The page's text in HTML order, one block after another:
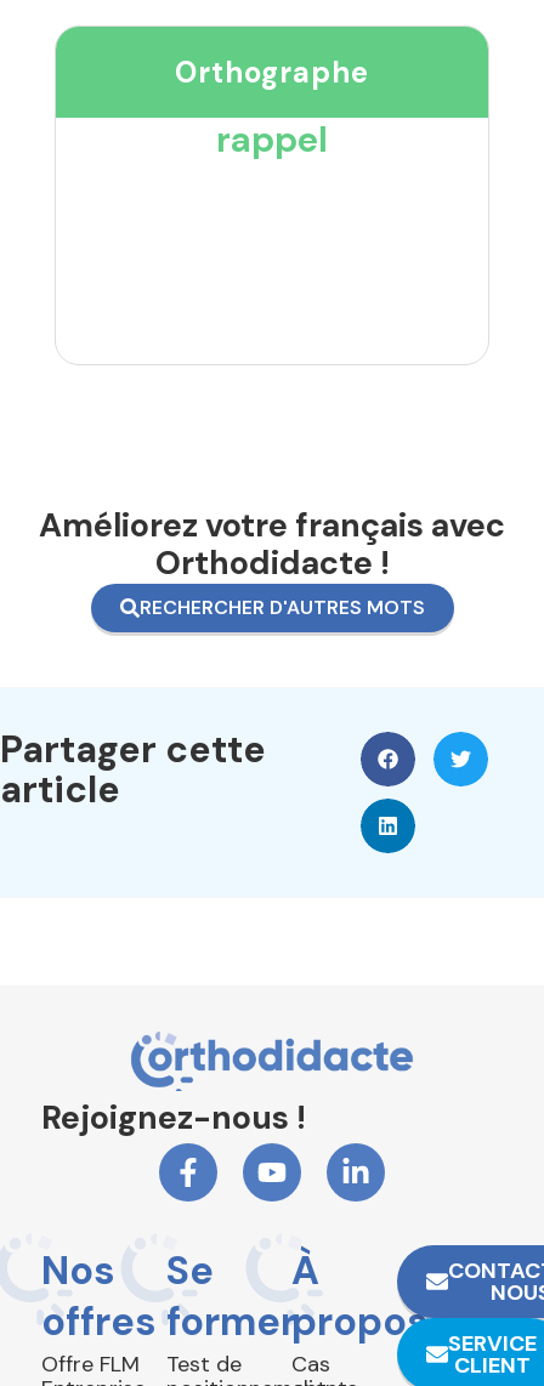
Orthographe
rappel
Améliorez votre français avec
Orthodidacte !
RECHERCHER D'AUTRES MOTS
Partager cette
article
Rejoignez-nous !
Nos
offres
Offre FLM
Se
former
Test de
À
propos
Cas
SERVICE
CLIENT